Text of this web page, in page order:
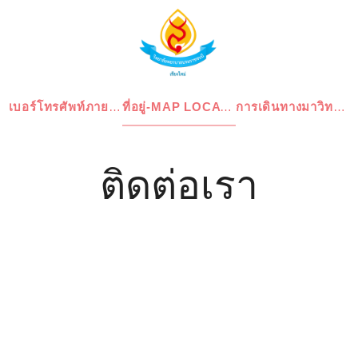
เบอร์โทรศัพท์ภายใน [TELEPHONE] ที่อยู่-MAP LOCATION การเดินทางมาวิทยาลัย
ติดต่อเรา